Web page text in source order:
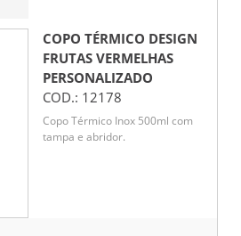
COPO TÉRMICO DESIGN
FRUTAS VERMELHAS
PERSONALIZADO
COD.: 12178
Copo Térmico Inox 500ml com
tampa e abridor.